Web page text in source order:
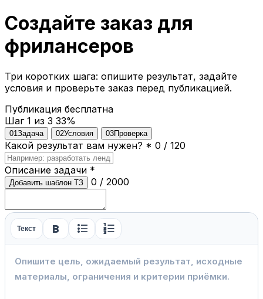
Создайте заказ для
фрилансеров
Три коротких шага: опишите результат, задайте
условия и проверьте заказ перед публикацией.
Публикация бесплатна
Шаг 1 из 3 33%
01 Задача 02Условия 03Проверка
Какой результат вам нужен? * 0 / 120
Описание задачи *
Добавить шаблон ТЗ 0 / 2000
Текст format_bold format_list_bulleted format_list_numbered